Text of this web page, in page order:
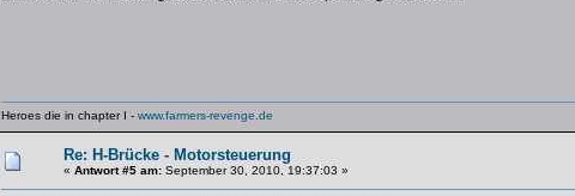
Heroes die in chapter I - www.farmers-revenge.de
Re: H-Brücke - Motorsteuerung
« Antwort #5 am: September 30, 2010, 19:37:03 »